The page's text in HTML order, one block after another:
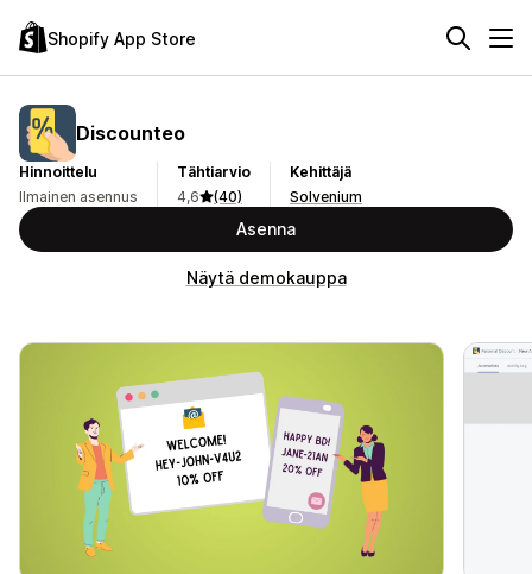
Shopify App Store
Discounteo
Hinnoittelu
Ilmainen asennus
Tähtiarvio
4,6
(40)
Kehittäjä
Solvenium
Asenna
Näytä demokauppa